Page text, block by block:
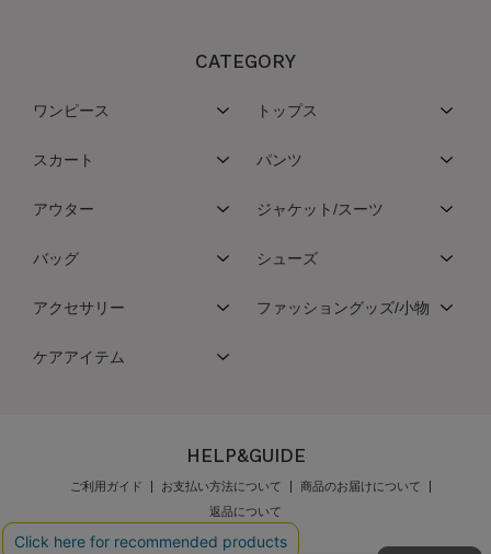
CATEGORY
ワンピース トップス
スカート パンツ
アウター ジャケット/スーツ
バッグ シューズ
アクセサリー ファッショングッズ/小物
ケアアイテム
HELP&GUIDE
ご利用ガイド お支払い方法について
商品のお届けについて
返品について